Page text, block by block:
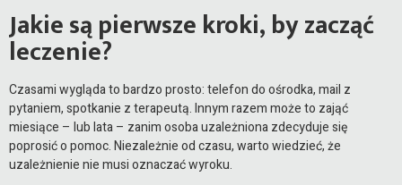
Jakie są pierwsze kroki, by zacząć
leczenie?
Czasami wygląda to bardzo prosto: telefon do ośrodka, mail z
pytaniem, spotkanie z terapeutą. Innym razem może to zająć
miesiące – lub lata – zanim osoba uzależniona zdecyduje się
poprosić o pomoc. Niezależnie od czasu, warto wiedzieć, że
uzależnienie nie musi oznaczać wyroku.